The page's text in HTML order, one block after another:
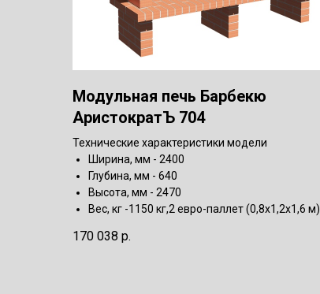
Модульная печь Барбекю
АристократЪ 704
Технические характеристики модели
Ширина, мм - 2400
Глубина, мм - 640
Высота, мм - 2470
Вес, кг -1150 кг,2 евро-паллет (0,8х1,2х1,6 м)
170 038 р.